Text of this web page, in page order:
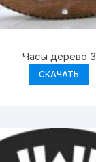
Часы дерево 3
СКАЧАТЬ